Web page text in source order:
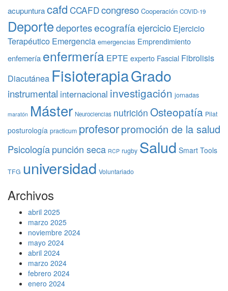
acupunturacafd CCAFDcongreso Cooperación COVID-19
Deportedeportesecografíaejercicio Ejercicio
Terapéutico Emergencia emergencias Emprendimiento
enfemería enfermería EPTE experto Fascial Fibrolisis
Diacutánea FisioterapiaGrado
instrumental internacional investigación jornadas
maratón Máster Neurociencias nutrición Osteopatía Pilat
posturología practicum profesorpromoción de la salud
Psicologíapunción seca RCP rugby Salud Smart Tools
TFG universidad Voluntariado
Archivos
abril 2025
marzo 2025
noviembre 2024
mayo 2024
abril 2024
marzo 2024
febrero 2024
enero 2024